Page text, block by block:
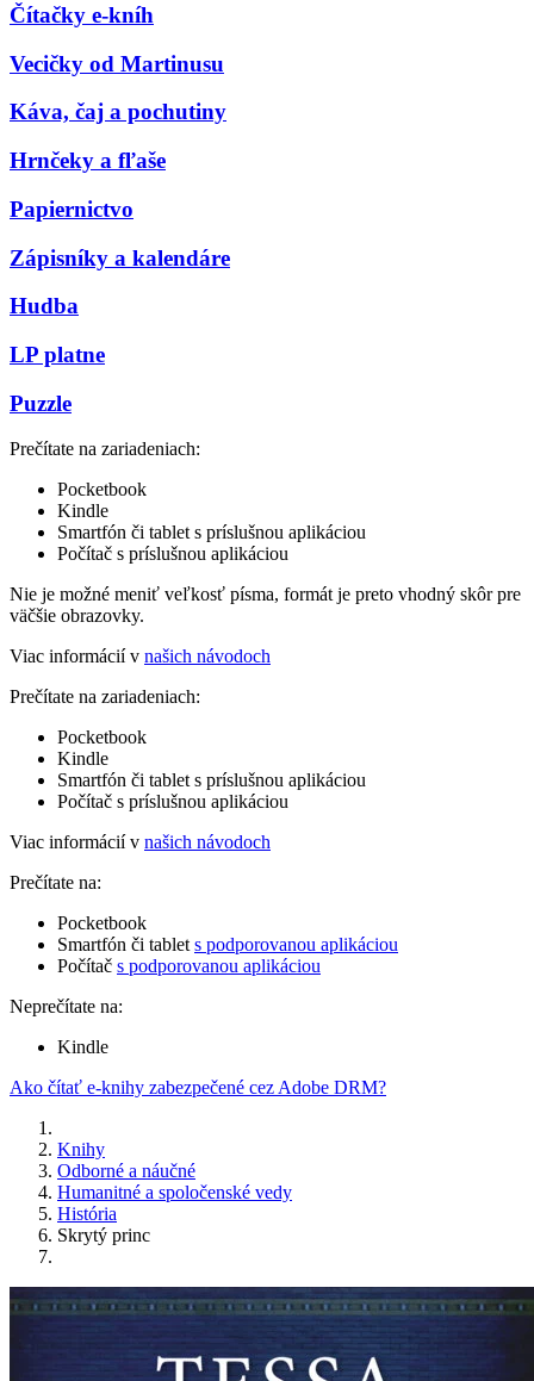
Čítačky e-kníh
Vecičky od Martinusu
Káva, čaj a pochutiny
Hrnčeky a fľaše
Papiernictvo
Zápisníky a kalendáre
Hudba
LP platne
Puzzle
Prečítate na zariadeniach:
Pocketbook
Kindle
Smartfón či tablet s príslušnou aplikáciou
Počítač s príslušnou aplikáciou
Nie je možné meniť veľkosť písma, formát je preto vhodný skôr pre
väčšie obrazovky.
Viac informácií v našich návodoch
Prečítate na zariadeniach:
Pocketbook
Kindle
Smartfón či tablet s príslušnou aplikáciou
Počítač s príslušnou aplikáciou
Viac informácií v našich návodoch
Prečítate na:
Pocketbook
Smartfón či tablet s podporovanou aplikáciou
Počítač s podporovanou aplikáciou
Neprečítate na:
Kindle
Ako čítať e-knihy zabezpečené cez Adobe DRM?
Knihy
Odborné a náučné
Humanitné a spoločenské vedy
História
Skrytý princ